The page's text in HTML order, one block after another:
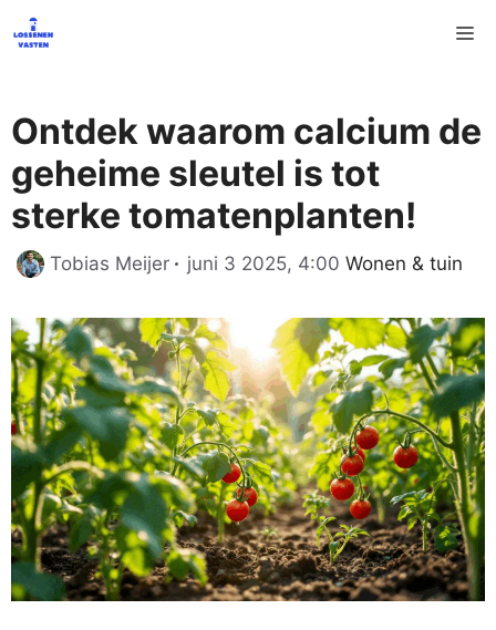
naar
Ontdek waarom calcium de
geheime sleutel is tot
sterke tomatenplanten!
Tobias Meijer juni 3 2025, 4:00 Categorieën
Wonen & tuin